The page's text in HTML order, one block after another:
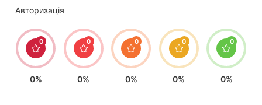
Авторизація
0
0%
0
0%
0
0%
0
0%
0
0%